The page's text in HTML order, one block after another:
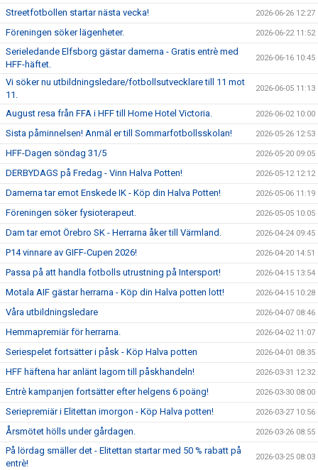
Streetfotbollen startar nästa vecka! 2026-06-26 12:27
Föreningen söker lägenheter. 2026-06-22 11:52
Serieledande Elfsborg gästar damerna - Gratis entrè med
HFF-häftet.
2026-06-16 10:45
Vi söker nu utbildningsledare/fotbollsutvecklare till 11 mot
11.
2026-06-05 11:13
August resa från FFA i HFF till Home Hotel Victoria. 2026-06-02 10:00
Sista påminnelsen! Anmäl er till Sommarfotbollsskolan! 2026-05-26 12:53
HFF-Dagen söndag 31/5 2026-05-20 09:05
DERBYDAGS på Fredag - Vinn Halva Potten! 2026-05-12 12:12
Damerna tar emot Enskede IK - Köp din Halva Potten! 2026-05-06 11:19
Föreningen söker fysioterapeut. 2026-05-05 10:05
Dam tar emot Örebro SK - Herrarna åker till Värmland. 2026-04-24 09:45
P14 vinnare av GIFF-Cupen 2026! 2026-04-20 14:51
Passa på att handla fotbolls utrustning på Intersport! 2026-04-15 13:54
Motala AIF gästar herrarna - Köp din Halva potten lott! 2026-04-15 10:28
Våra utbildningsledare 2026-04-07 08:46
Hemmapremiär för herrarna. 2026-04-02 11:07
Seriespelet fortsätter i påsk - Köp Halva potten 2026-04-01 08:35
HFF häftena har anlänt lagom till påskhandeln! 2026-03-31 12:32
Entrè kampanjen fortsätter efter helgens 6 poäng! 2026-03-30 08:00
Seriepremiär i Elitettan imorgon - Köp Halva potten! 2026-03-27 10:56
Årsmötet hölls under gårdagen. 2026-03-26 08:55
På lördag smäller det - Elitettan startar med 50 % rabatt på
entrè!
2026-03-25 08:03